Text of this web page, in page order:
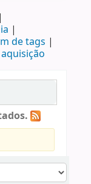
de tags